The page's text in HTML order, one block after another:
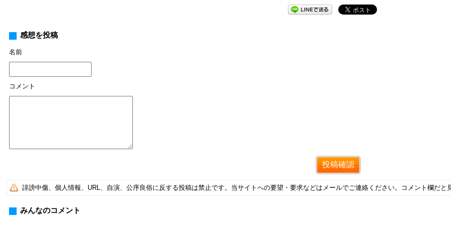
感想を投稿
名前
コメント
誹謗中傷、個人情報、URL、自演、公序良俗に反する投稿は禁止です。当サイトへの要望・要求などはメールでご連絡ください。コメント欄だと
みんなのコメント